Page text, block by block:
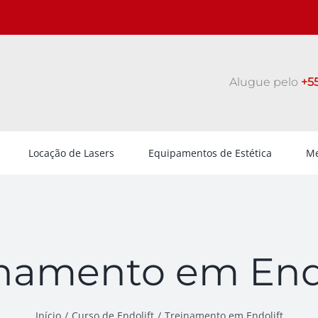
Alugue pelo
Locação de Lasers Equipamentos de Estética
em